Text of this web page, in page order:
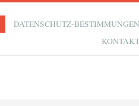
DATENSCHUTZ-